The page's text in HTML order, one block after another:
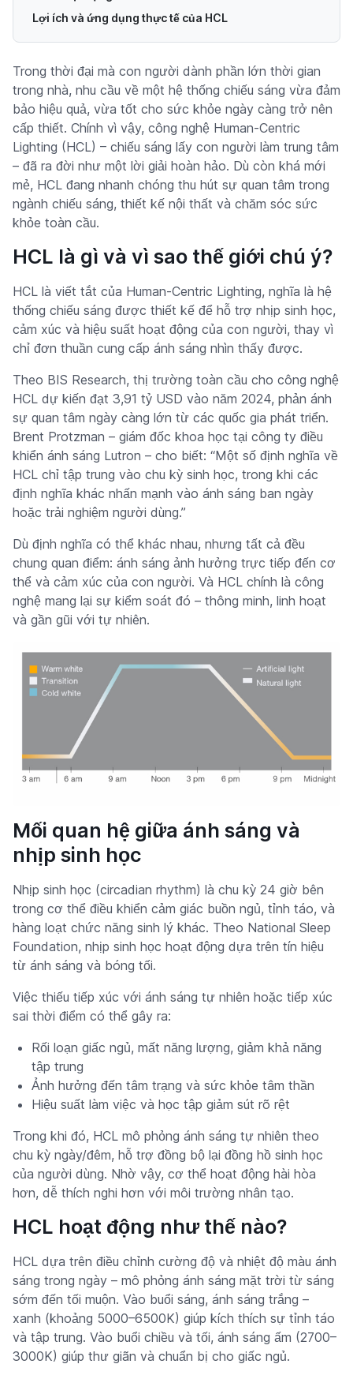
Lợi ích và ứng dụng thực tế của HCL
Trong thời đại mà con người dành phần lớn thời gian
trong nhà, nhu cầu về một hệ thống chiếu sáng vừa đảm
bảo hiệu quả, vừa tốt cho sức khỏe ngày càng trở nên
cấp thiết. Chính vì vậy, công nghệ Human-Centric
Lighting (HCL) – chiếu sáng lấy con người làm trung tâm
– đã ra đời như một lời giải hoàn hảo. Dù còn khá mới
mẻ, HCL đang nhanh chóng thu hút sự quan tâm trong
ngành chiếu sáng, thiết kế nội thất và chăm sóc sức
khỏe toàn cầu.
HCL là gì và vì sao thế giới chú ý?
HCL là viết tắt của Human-Centric Lighting, nghĩa là hệ
thống chiếu sáng được thiết kế để hỗ trợ nhịp sinh học,
cảm xúc và hiệu suất hoạt động của con người, thay vì
chỉ đơn thuần cung cấp ánh sáng nhìn thấy được.
Theo BIS Research, thị trường toàn cầu cho công nghệ
HCL dự kiến đạt 3,91 tỷ USD vào năm 2024, phản ánh
sự quan tâm ngày càng lớn từ các quốc gia phát triển.
Brent Protzman – giám đốc khoa học tại công ty điều
khiển ánh sáng Lutron – cho biết: “Một số định nghĩa về
HCL chỉ tập trung vào chu kỳ sinh học, trong khi các
định nghĩa khác nhấn mạnh vào ánh sáng ban ngày
hoặc trải nghiệm người dùng.”
Dù định nghĩa có thể khác nhau, nhưng tất cả đều
chung quan điểm: ánh sáng ảnh hưởng trực tiếp đến cơ
thể và cảm xúc của con người. Và HCL chính là công
nghệ mang lại sự kiểm soát đó – thông minh, linh hoạt
và gần gũi với tự nhiên.
Mối quan hệ giữa ánh sáng và
nhịp sinh học
Nhịp sinh học (circadian rhythm) là chu kỳ 24 giờ bên
trong cơ thể điều khiển cảm giác buồn ngủ, tỉnh táo, và
hàng loạt chức năng sinh lý khác. Theo National Sleep
Foundation, nhịp sinh học hoạt động dựa trên tín hiệu
từ ánh sáng và bóng tối.
Việc thiếu tiếp xúc với ánh sáng tự nhiên hoặc tiếp xúc
sai thời điểm có thể gây ra:
Rối loạn giấc ngủ, mất năng lượng, giảm khả năng
tập trung
Ảnh hưởng đến tâm trạng và sức khỏe tâm thần
Hiệu suất làm việc và học tập giảm sút rõ rệt
Trong khi đó, HCL mô phỏng ánh sáng tự nhiên theo
chu kỳ ngày/đêm, hỗ trợ đồng bộ lại đồng hồ sinh học
của người dùng. Nhờ vậy, cơ thể hoạt động hài hòa
hơn, dễ thích nghi hơn với môi trường nhân tạo.
HCL hoạt động như thế nào?
HCL dựa trên điều chỉnh cường độ và nhiệt độ màu ánh
sáng trong ngày – mô phỏng ánh sáng mặt trời từ sáng
sớm đến tối muộn. Vào buổi sáng, ánh sáng trắng –
xanh (khoảng 5000–6500K) giúp kích thích sự tỉnh táo
và tập trung. Vào buổi chiều và tối, ánh sáng ấm (2700–
3000K) giúp thư giãn và chuẩn bị cho giấc ngủ.